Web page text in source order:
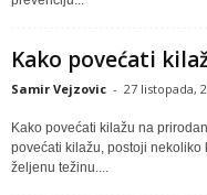
Kako povećati
Samir Vejzovic - 27 listopada,
Kako povećati kilažu na
povećati kilažu, postoji
željenu težinu....